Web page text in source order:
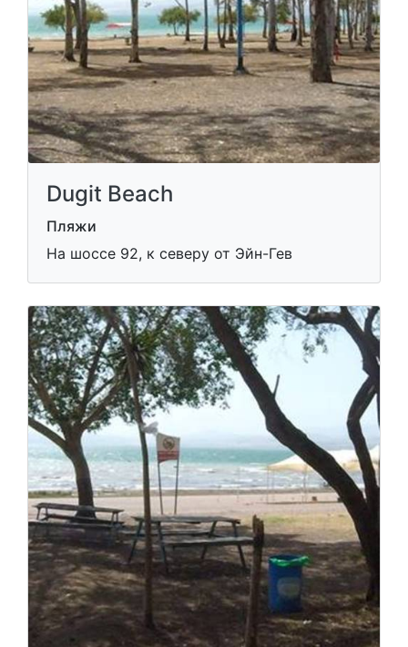
Dugit Beach
Пляжи
На шоссе 92, к северу от Эйн-Гев